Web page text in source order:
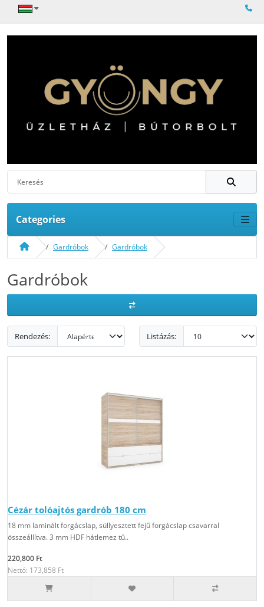
Categories
Gardróbok Gardróbok
Gardróbok
Rendezés: Listázás:
Cézár tolóajtós gardrób 180 cm
18 mm laminált forgácslap, süllyesztett fejű forgácslap csavarral
összeállítva. 3 mm HDF hátlemez tű..
220,800 Ft
Nettó: 173,858 Ft